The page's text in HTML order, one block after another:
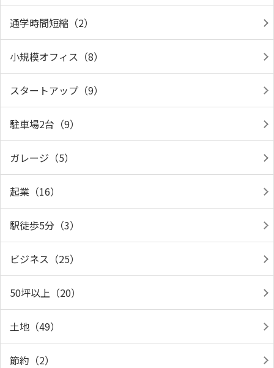
通学時間短縮（2）
小規模オフィス（8）
スタートアップ（9）
駐車場2台（9）
ガレージ（5）
起業（16）
駅徒歩5分（3）
ビジネス（25）
50坪以上（20）
土地（49）
節約（2）